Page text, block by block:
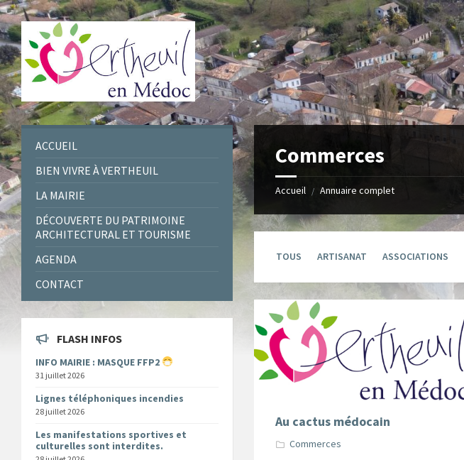
Skip
to
content
Skip
to
left
sidebar
Skip
to
footer
Commerces
Accueil / Annuaire complet
TOUS ARTISANAT ASSOCIATIONS
Au cactus médocain
Commerces
ACCUEIL
BIEN VIVRE À VERTHEUIL
LA MAIRIE
DÉCOUVERTE DU PATRIMOINE
ARCHITECTURAL ET TOURISME
AGENDA
CONTACT
FLASH INFOS
INFO MAIRIE : MASQUE FFP2
31 juillet 2026
Lignes téléphoniques incendies
28 juillet 2026
Les manifestations sportives et
culturelles sont interdites.